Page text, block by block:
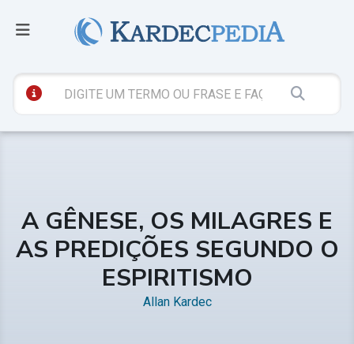
A GÊNESE, OS MILAGRES E
AS PREDIÇÕES SEGUNDO O
ESPIRITISMO
Allan Kardec